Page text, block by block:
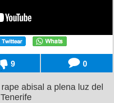
9 0
abisal a plena luz del